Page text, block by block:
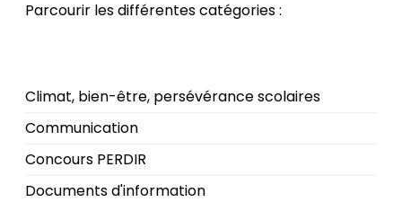
Parcourir les différentes catégories :
Climat, bien-être, persévérance scolaires
Communication
Concours PERDIR
Documents d'information